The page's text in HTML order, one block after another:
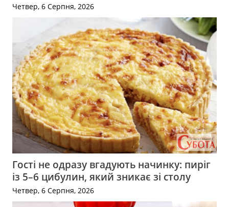
Четвер, 6 Серпня, 2026
Гості не одразу вгадують начинку: пиріг
із 5–6 цибулин, який зникає зі столу
Четвер, 6 Серпня, 2026